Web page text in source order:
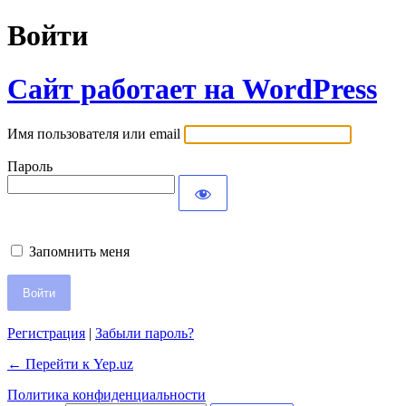
Войти
Сайт работает на WordPress
Имя пользователя или email
Пароль
Запомнить меня
Регистрация | Забыли пароль?
← Перейти к Yep.uz
Политика конфиденциальности